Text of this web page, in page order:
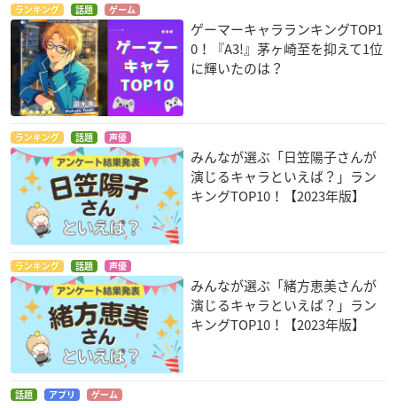
ランキング 話題 ゲーム
ゲーマーキャラランキングTOP1
0！『A3!』茅ヶ崎至を抑えて1位
に輝いたのは？
ランキング 話題 声優
みんなが選ぶ「日笠陽子さんが
演じるキャラといえば？」ラン
キングTOP10！【2023年版】
ランキング 話題 声優
みんなが選ぶ「緒方恵美さんが
演じるキャラといえば？」ラン
キングTOP10！【2023年版】
話題 アプリ ゲーム